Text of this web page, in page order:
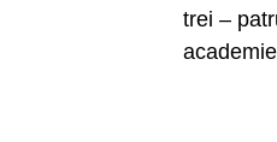
trei –